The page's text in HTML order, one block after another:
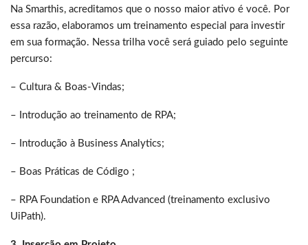
Na Smarthis, acreditamos que o nosso maior ativo é você. Por
essa razão, elaboramos um treinamento especial para investir
em sua formação. Nessa trilha você será guiado pelo seguinte
percurso:
– Cultura & Boas-Vindas;
– Introdução ao treinamento de RPA;
– Introdução à Business Analytics;
– Boas Práticas de Código ;
– RPA Foundation e RPA Advanced (treinamento exclusivo
UiPath).